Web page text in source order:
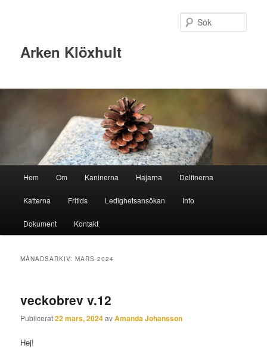
Arken Klöxhult
Hoppa
till
primärt
innehåll
Hoppa
till
sekundärt
innehåll
Hem Om Kaninerna Hajarna Delfinerna
Katterna Fritids Ledighetsansökan Info
Dokument Kontakt
MÅNADSARKIV:MARS 2024
veckobrev v.12
Publicerat22 mars, 2024avAmanda Johansson
Hej!